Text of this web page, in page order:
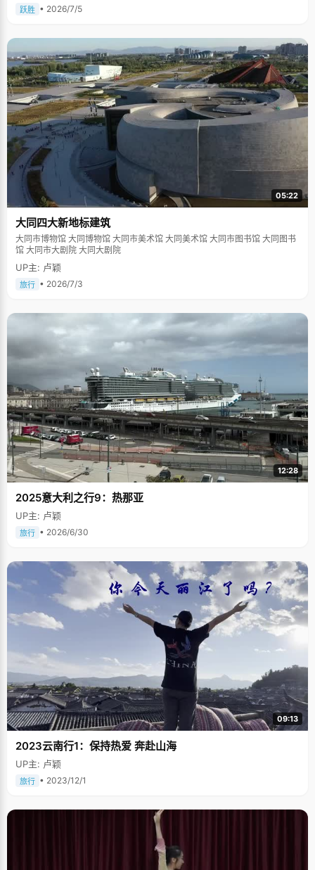
跃胜 • 2026/7/5
05:22
大同四大新地标建筑
大同市博物馆 大同博物馆 大同市美术馆 大同美术馆 大同市图书馆 大同图书
馆 大同市大剧院 大同大剧院
UP主: 卢颖
旅行 • 2026/7/3
12:28
2025意大利之行9：热那亚
UP主: 卢颖
旅行 • 2026/6/30
09:13
2023云南行1：保持热爱 奔赴山海
UP主: 卢颖
旅行 • 2023/12/1